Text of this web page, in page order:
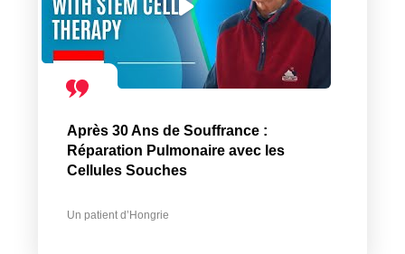
Après 30 Ans de Souffrance :
Réparation Pulmonaire avec les
Cellules Souches
Un patient d’Hongrie